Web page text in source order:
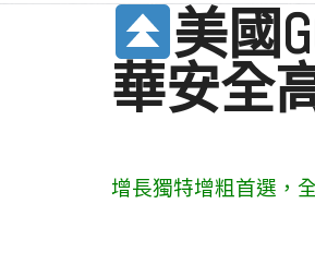
美國
華安全
增長獨特增粗首選，